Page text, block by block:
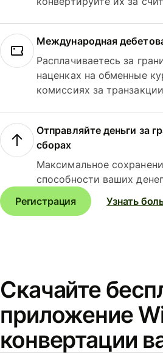
Международная
Расплачиваетесь за
наценках на обменные
комиссиях за
Отправляйте деньги за
сборах
Максимальное
способности ваших
Регистрация
Узнать
Скачайте
приложение
конвертации